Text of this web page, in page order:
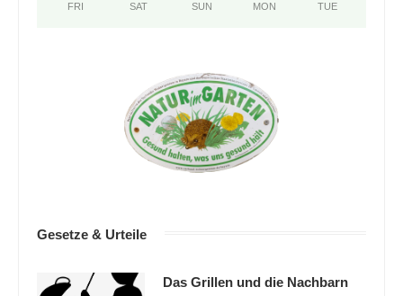
FRI SAT SUN MON TUE
Gesetze & Urteile
Das Grillen und die Nachbarn